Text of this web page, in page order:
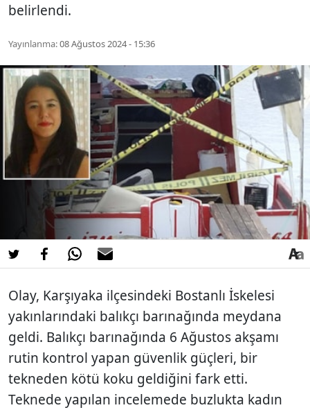
belirlendi.
Yayınlanma:08 Ağustos 2024 - 15:36
Olay, Karşıyaka ilçesindeki Bostanlı İskelesi
yakınlarındaki balıkçı barınağında meydana
geldi. Balıkçı barınağında 6 Ağustos akşamı
rutin kontrol yapan güvenlik güçleri, bir
tekneden kötü koku geldiğini fark etti.
Teknede yapılan incelemede buzlukta kadın